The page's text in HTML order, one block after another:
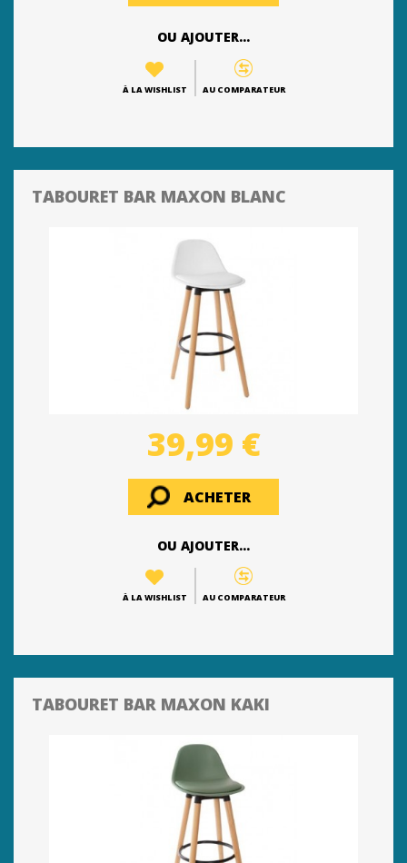
OU AJOUTER...
À LA WISHLIST AU COMPARATEUR
TABOURET BAR MAXON BLANC
39,99 €
ACHETER
OU AJOUTER...
À LA WISHLIST AU COMPARATEUR
TABOURET BAR MAXON KAKI